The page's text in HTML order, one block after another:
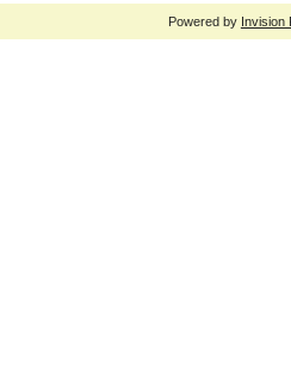
Powered by Invision